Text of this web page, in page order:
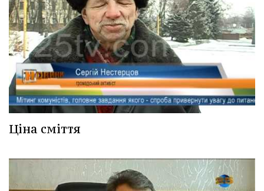
Ціна сміття